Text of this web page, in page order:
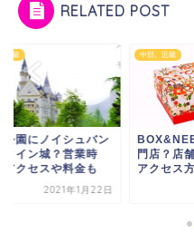
RELATED POST
近畿
公園にノイシュバン
タイン城？営業時
アクセスや料金も
2021年1月22日
中部、近畿
門店？店
アクセス